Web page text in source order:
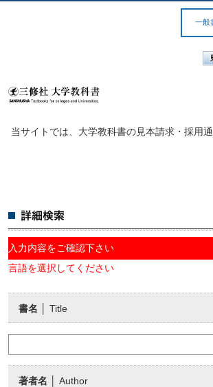
一般
当サイトでは、大学教科書の見本請求・採用通
入力内容をご確認下さい
言語を選択してください
書名 │ Title
著者名 │ Author